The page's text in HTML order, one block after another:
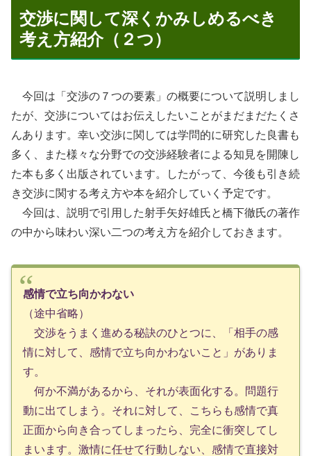
交渉に関して深くかみしめるべき
考え方紹介（２つ）
今回は「交渉の７つの要素」の概要について説明しまし
たが、交渉についてはお伝えしたいことがまだまだたくさ
んあります。幸い交渉に関しては学問的に研究した良書も
多く、また様々な分野での交渉経験者による知見を開陳し
た本も多く出版されています。したがって、今後も引き続
き交渉に関する考え方や本を紹介していく予定です。
今回は、説明で引用した射手矢好雄氏と橋下徹氏の著作
の中から味わい深い二つの考え方を紹介しておきます。
感情で立ち向かわない
（途中省略）
交渉をうまく進める秘訣のひとつに、「相手の感
情に対して、感情で立ち向かわないこと」がありま
す。
何か不満があるから、それが表面化する。問題行
動に出てしまう。それに対して、こちらも感情で真
正面から向き合ってしまったら、完全に衝突してし
まいます。激情に任せて行動しない、感情で直接対